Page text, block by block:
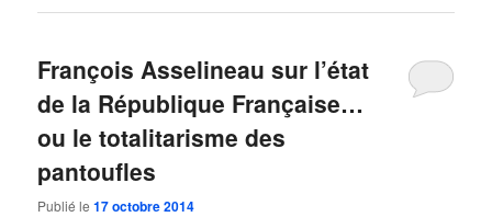
François Asselineau sur l’état
de la République Française…
ou le totalitarisme des
pantoufles
Publié le17 octobre 2014